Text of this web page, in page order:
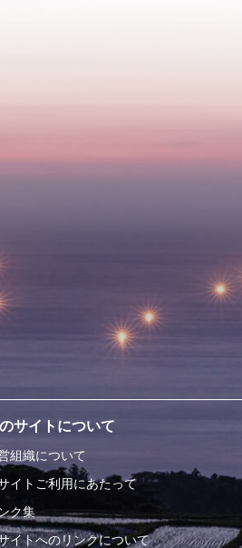
サイトについて
組織について
イトご利用にあたって
ク集
イトへのリンクについて